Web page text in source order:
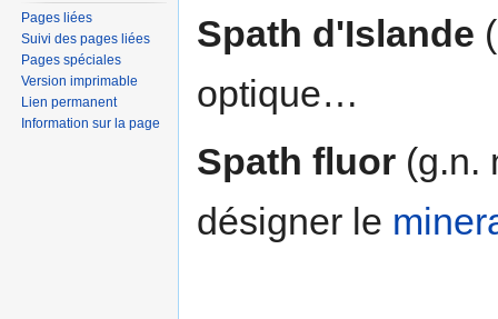
Spath d'Islande
optique…
Spath fluor (g.n.
désigner le
Pages liées
Suivi des pages liées
Pages spéciales
Version imprimable
Lien permanent
Information sur la page